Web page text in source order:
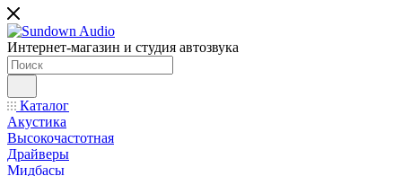
Интернет-магазин и студия автозвука
Каталог
Акустика
Высокочастотная
Драйверы
Мидбасы